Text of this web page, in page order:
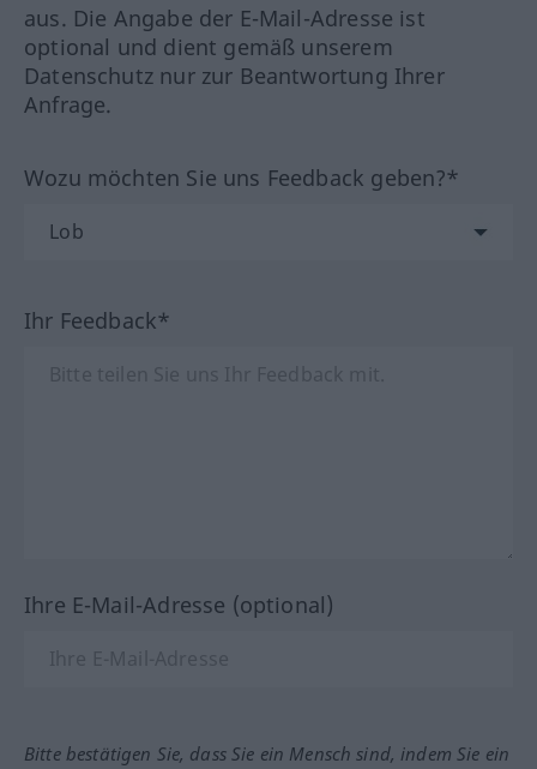
aus. Die Angabe der E-Mail-Adresse ist
optional und dient gemäß unserem
Datenschutz nur zur Beantwortung Ihrer
Anfrage.
Wozu möchten Sie uns Feedback geben?*
Ihr Feedback*
Ihre E-Mail-Adresse (optional)
Bitte bestätigen Sie, dass Sie ein Mensch sind, indem Sie ein